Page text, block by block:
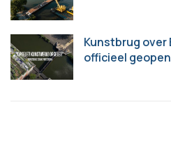
Kunstbrug over
officieel